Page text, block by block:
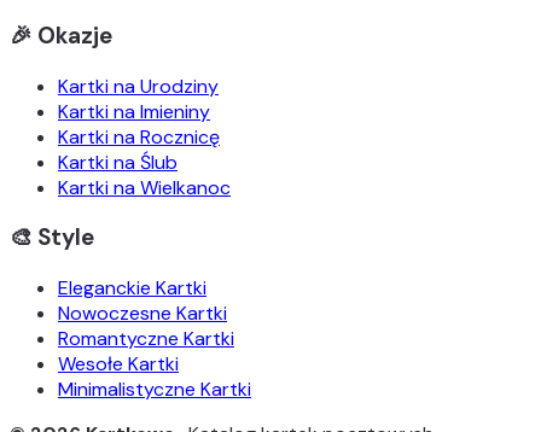
🎉 Okazje
Kartki na Urodziny
Kartki na Imieniny
Kartki na Rocznicę
Kartki na Ślub
Kartki na Wielkanoc
🎨 Style
Eleganckie Kartki
Nowoczesne Kartki
Romantyczne Kartki
Wesołe Kartki
Minimalistyczne Kartki